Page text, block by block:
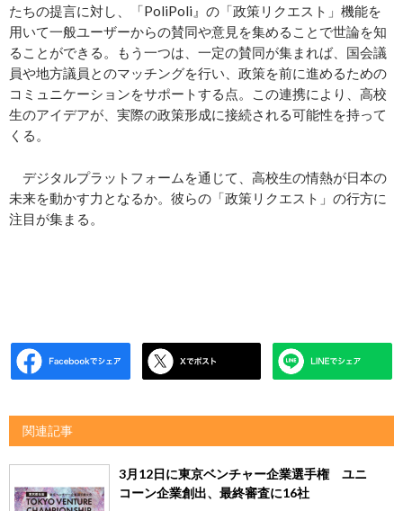
たちの提言に対し、「PoliPoli』の「政策リクエスト」機能を
用いて一般ユーザーからの賛同や意見を集めることで世論を知
ることができる。もう一つは、一定の賛同が集まれば、国会議
員や地方議員とのマッチングを行い、政策を前に進めるための
コミュニケーションをサポートする点。この連携により、高校
生のアイデアが、実際の政策形成に接続される可能性を持って
くる。
デジタルプラットフォームを通じて、高校生の情熱が日本の
未来を動かす力となるか。彼らの「政策リクエスト」の行方に
注目が集まる。
関連記事
3月12日に東京ベンチャー企業選手権 ユニ
コーン企業創出、最終審査に16社